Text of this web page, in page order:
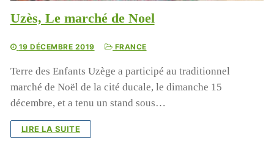
Uzès, Le marché de Noel
19 DÉCEMBRE 2019 FRANCE
Terre des Enfants Uzège a participé au traditionnel
marché de Noël de la cité ducale, le dimanche 15
décembre, et a tenu un stand sous…
LIRE LA SUITE